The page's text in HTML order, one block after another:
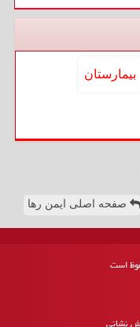
بیمارستان
صفحه اصلی ایمن رها